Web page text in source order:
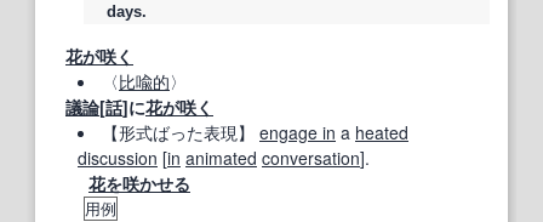
days.
花が咲く
〈比喩的〉
議論[話]に花が咲く
【形式ばった表現】 engage in a heated
discussion [in animated conversation].
花を咲かせる
用例